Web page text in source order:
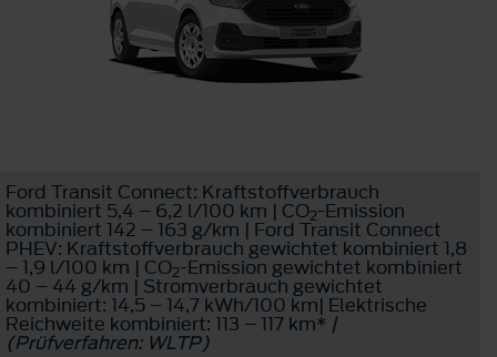
Ford Transit Connect: Kraftstoffverbrauch
kombiniert 5,4 – 6,2 l/100 km | CO2-Emission
kombiniert 142 – 163 g/km | Ford Transit Connect
PHEV: Kraftstoffverbrauch gewichtet kombiniert 1,8
– 1,9 l/100 km | CO2-Emission gewichtet kombiniert
40 – 44 g/km | Stromverbrauch gewichtet
kombiniert: 14,5 – 14,7 kWh/100 km| Elektrische
Reichweite kombiniert: 113 – 117 km* |
(Prüfverfahren: WLTP)